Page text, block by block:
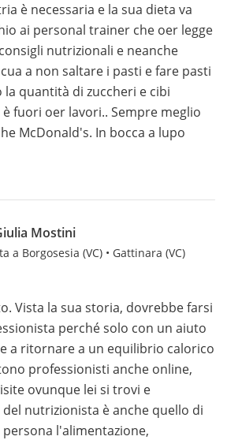
è necessaria e la sua dieta va
ai personal trainer che oer legge
nutrizionali e neanche
a non saltare i pasti e fare pasti
quantità di zuccheri e cibi
fuori oer lavori.. Sempre meglio
McDonald's. In bocca a lupo
Mostini
a Borgosesia (VC) • Gattinara (VC)
Vista la sua storia, dovrebbe farsi
perché solo con un aiuto
a ritornare a un equilibrio calorico
professionisti anche online,
ovunque lei si trovi e
nutrizionista è anche quello di
l'alimentazione,